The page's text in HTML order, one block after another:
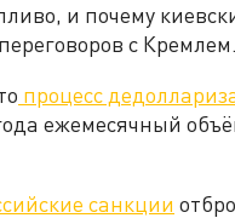
и почему
с
процесс
ежемесячный
санкции